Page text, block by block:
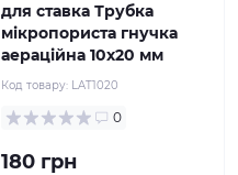
для ставка Трубка
мікропориста гнучка
аераційна 10х20 мм
Код товару: LAT1020
0
180 грн